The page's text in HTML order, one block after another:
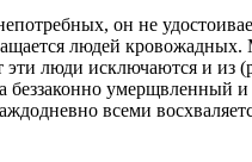
он не
людей
люди исключаются и из
беззаконно умерщвленный
всеми